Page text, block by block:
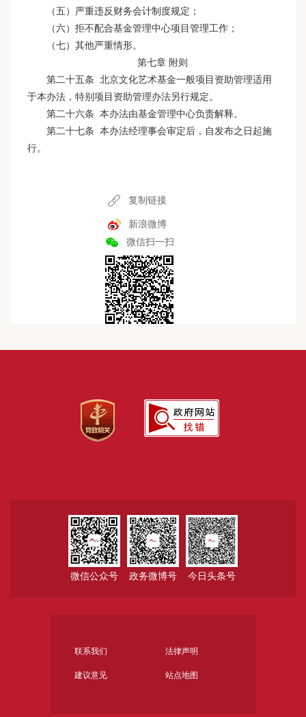
（五）严重违反财务会计制度规定；
（六）拒不配合基金管理中心项目管理工作；
（七）其他严重情形。
第七章 附则
第二十五条 北京文化艺术基金一般项目资助管理适用
于本办法，特别项目资助管理办法另行规定。
第二十六条 本办法由基金管理中心负责解释。
第二十七条 本办法经理事会审定后，自发布之日起施
行。
复制链接
新浪微博
微信扫一扫
微信公众号 政务微博号 今日头条号
联系我们 法律声明
建议意见 站点地图